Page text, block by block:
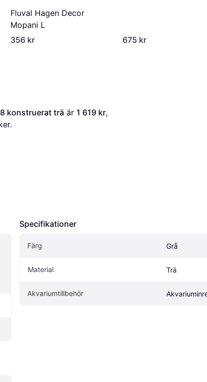
Fluval Hagen Decor
Mopani L
356 kr
675 kr
konstruerat trä är 1 619 kr,
Specifikationer
Färg Grå
Material Trä
Akvariumtillbehör